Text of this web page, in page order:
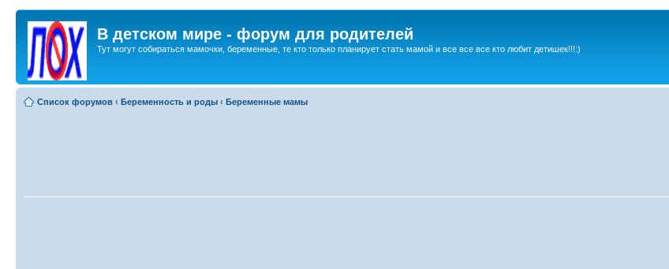
В детском мире - форум для родителей
Тут могут собираться мамочки, беременные, те кто только планирует стать мамой и все все все кто любит детишек!!!:)
Список форумов ‹ Беременность и роды ‹ Беременные мамы